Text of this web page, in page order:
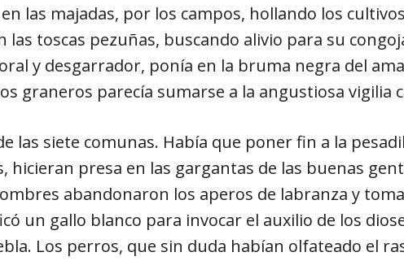
las majadas, por los campos, hollando los
las toscas pezuñas, buscando alivio para su
y desgarrador, ponía en la bruma negra del
graneros parecía sumarse a la angustiosa vigilia
las siete comunas. Había que poner fin a la
hicieran presa en las gargantas de las buenas
abandonaron los aperos de labranza y
un gallo blanco para invocar el auxilio de los
Los perros, que sin duda habían olfateado el